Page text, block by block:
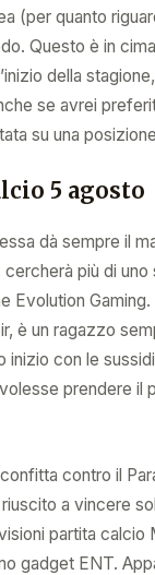
(per quanto
Questo è in
della
se avrei
su una
5 agosto
dà sempre il
più di
Evolution
è un ragazzo
inizio con le
prendere il
contro il
a vincere
partita calcio
gadget ENT.